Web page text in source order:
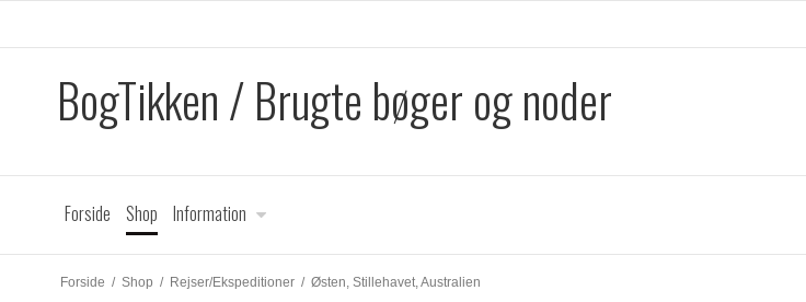
BogTikken / Brugte bøger og noder
Forside Shop Information
Forside / Shop / Rejser/Ekspeditioner / Østen, Stillehavet, Australien